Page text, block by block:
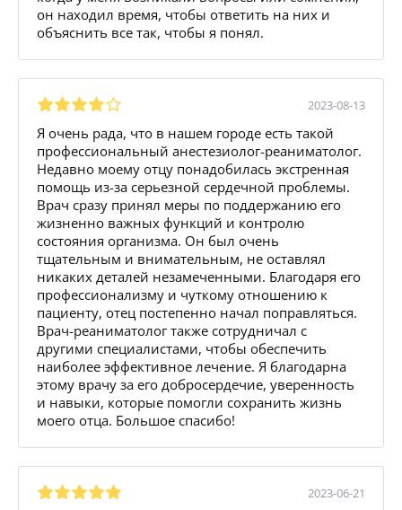
он находил время, чтобы ответить на них и
объяснить все так, чтобы я понял.
2023-08-13
Я очень рада, что в нашем городе есть такой
профессиональный анестезиолог-реаниматолог.
Недавно моему отцу понадобилась экстренная
помощь из-за серьезной сердечной проблемы.
Врач сразу принял меры по поддержанию его
жизненно важных функций и контролю
состояния организма. Он был очень
тщательным и внимательным, не оставлял
никаких деталей незамеченными. Благодаря его
профессионализму и чуткому отношению к
пациенту, отец постепенно начал поправляться.
Врач-реаниматолог также сотрудничал с
другими специалистами, чтобы обеспечить
наиболее эффективное лечение. Я благодарна
этому врачу за его добросердечие, уверенность
и навыки, которые помогли сохранить жизнь
моего отца. Большое спасибо!
2023-06-21